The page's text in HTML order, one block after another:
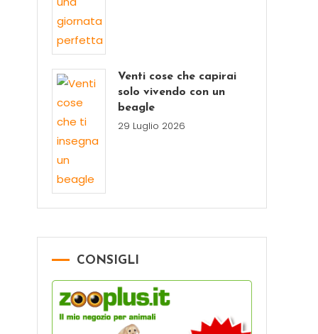
Venti cose che capirai
solo vivendo con un
beagle
29 Luglio 2026
CONSIGLI